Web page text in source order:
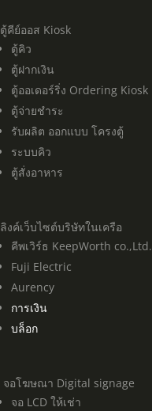
ตู้คีย์ออส Kiosk
ตู้คิว
ตู้ฝากเงิน
ตู้ออเดอร์ริ่ง Ordering Kiosk
ตู้จ่ายชำระ
รับผลิต ออกแบบ โครงตู้
ระบบคิว
ตู้สั่งอาหาร
ลิงค์เว็บไซต์บริษัทในเครือ
คีพเวิร์ธ KeepWorth co.,Ltd.
Fuji Electric
Aurency
การเงิน
บล็อก
จอโฆษณา Digital signage
จอ LCD ให้เช่า